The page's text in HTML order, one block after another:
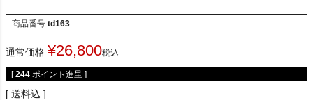
商品番号 td163
通常価格 ¥26,800税込
[ 244 ポイント進呈 ]
送料込